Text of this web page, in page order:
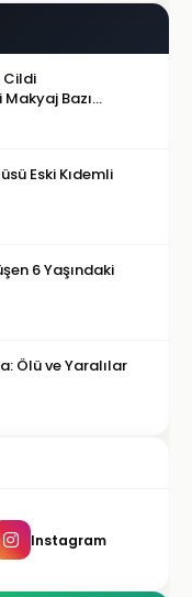
Cildi
Bazı
Eski Kıdemli
6 Yaşındaki
Ölü ve Yaralılar
Instagram